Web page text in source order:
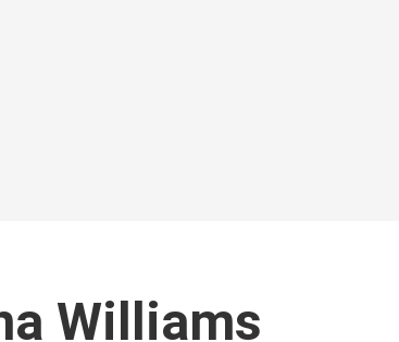
Williams